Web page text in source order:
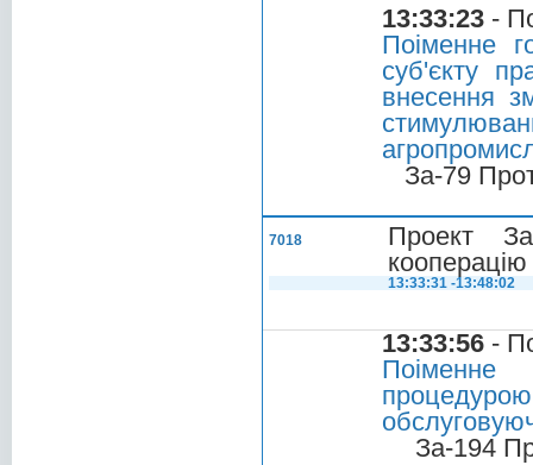
13:33:23 -
Поіменне
суб'єкту
внесення
За-79
7018
Проект
кооперацію
13:33:31 -13:48:02
13:33:56 -
Поіменне
За-194